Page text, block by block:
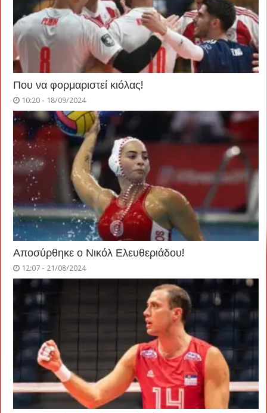
Που να φορμαριστεί κιόλας!
10:20 - 18/09/2024
Αποσύρθηκε ο Νικόλ Ελευθεριάδου!
12:07 - 21/08/2024